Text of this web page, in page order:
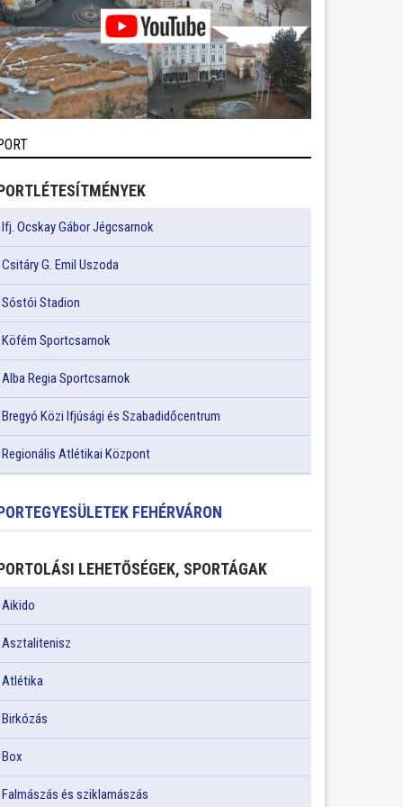
Ifj. Ocskay Gábor Jégcsarnok
Csitáry G. Emil Uszoda
Sóstói Stadion
Köfém Sportcsarnok
Alba Regia Sportcsarnok
Bregyó Közi Ifjúsági és Szabadidőcentrum
Regionális Atlétikai Központ
FEHÉRVÁRON
LEHETŐSÉGEK, SPORTÁGAK
Aikido
Asztalitenisz
Atlétika
Birkózás
Box
Falmászás és sziklamászás